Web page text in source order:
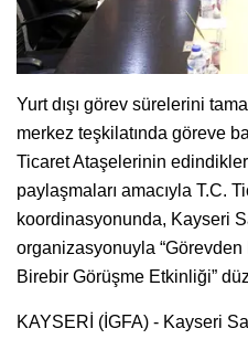
Yurt dışı görev sürelerini
merkez teşkilatında göreve
Ticaret Ataşelerinin
paylaşmaları amacıyla T.C.
koordinasyonunda, Kayseri
organizasyonuyla
Birebir Görüşme Etkinliği”
KAYSERİ (İGFA) - Kayseri